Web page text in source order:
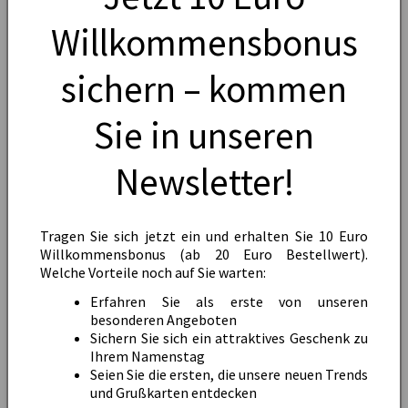
Drücken Sie Dankbarkeit aus. Z. B. für die geteilte Zeit,
Unterstützung oder Inspiration.
Signalisieren Sie Beistand.Bieten Sie Unterstützung
an, wenn bei Bedarf gewünscht.
Raum für Trauer lässt.
Formulierungen zu verwenden.
passt. Authenzität ist wichtig.
Der Text sollte idealerweise zwischen 60 und 110 Wörter
umfassen.
Vermeide religiöse Aussagen, wenn der Empfänger dies
nicht teilt, es sei denn, du kennst die religiösen
Überzeugungen gut.
Hier noch ein paar kurze Beispiele für folgende Themen:
Willkommensbonus
sichern – kommen
Sie in unseren
Newsletter!
Tragen Sie sich jetzt ein und erhalten Sie 10 Euro
Willkommensbonus (ab 20 Euro Bestellwert).
Welche Vorteile noch auf Sie warten:
Erfahren Sie als erste von unseren
besonderen Angeboten
Sichern Sie sich ein attraktives Geschenk zu
Ihrem Namenstag
Seien Sie die ersten, die unsere neuen Trends
und Grußkarten entdecken